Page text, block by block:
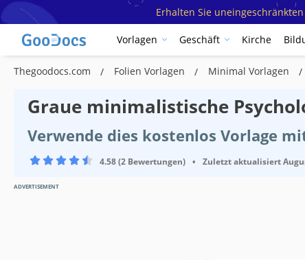
Erhalten Sie
Vorlagen Geschäft Kirche
Thegoodocs.com Folien Vorlagen Minimal Vorlagen
Graue minimalistische
Verwende dies kostenlos Vorlage
4.58 (2 Bewertungen) • Zuletzt aktualisiert
ADVERTISEMENT